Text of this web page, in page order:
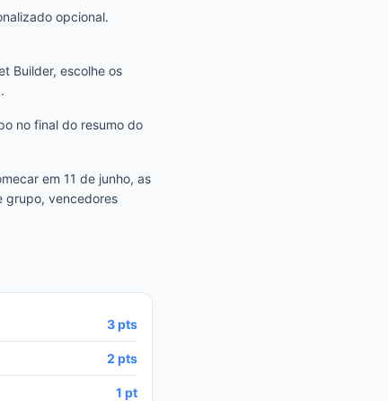
opcional.
Builder, escolhe os
no final do resumo do
em 11 de junho, as
grupo, vencedores
3 pts
2 pts
1 pt